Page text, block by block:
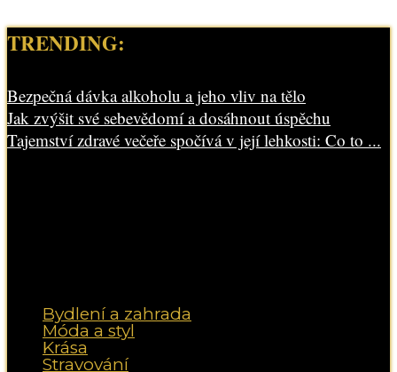
TRENDING:
Bezpečná dávka alkoholu a jeho vliv na tělo
Jak zvýšit své sebevědomí a dosáhnout úspěchu
Tajemství zdravé večeře spočívá v její lehkosti: Co to ...
Bydlení a zahrada
Móda a styl
Krása
Stravování